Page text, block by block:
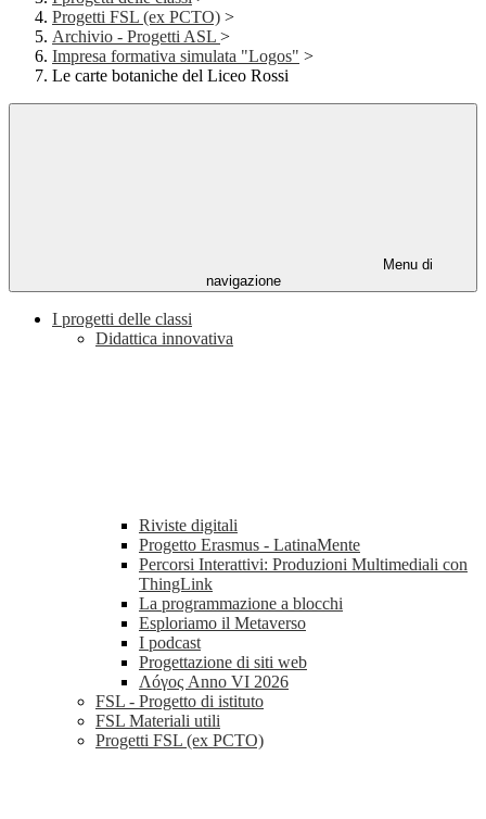
Progetti FSL (ex PCTO) >
Archivio - Progetti ASL >
Impresa formativa simulata "Logos" >
Le carte botaniche del Liceo Rossi
Menu di
navigazione
I progetti delle classi
Didattica innovativa
Riviste digitali
Progetto Erasmus - LatinaMente
Percorsi Interattivi: Produzioni Multimediali con
ThingLink
La programmazione a blocchi
Esploriamo il Metaverso
I podcast
Progettazione di siti web
Λóγος Anno VI 2026
FSL - Progetto di istituto
FSL Materiali utili
Progetti FSL (ex PCTO)